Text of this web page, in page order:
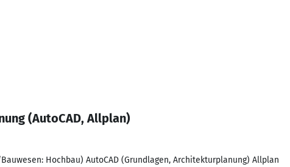
(AutoCAD, Allplan)
Hochbau) AutoCAD (Grundlagen, Architekturplanung) Allplan